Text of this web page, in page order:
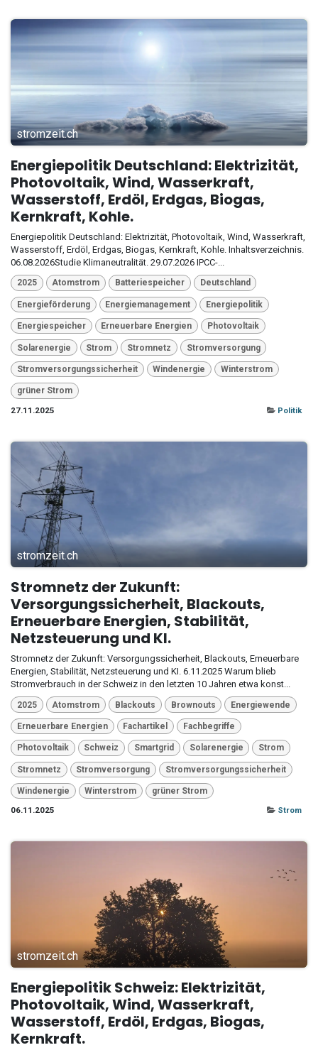
stromzeit.ch
Energiepolitik Deutschland: Elektrizität,
Photovoltaik, Wind, Wasserkraft,
Wasserstoff, Erdöl, Erdgas, Biogas,
Kernkraft, Kohle.
Energiepolitik Deutschland: Elektrizität, Photovoltaik, Wind, Wasserkraft,
Wasserstoff, Erdöl, Erdgas, Biogas, Kernkraft, Kohle. Inhaltsverzeichnis.
06.08.2026Studie Klimaneutralität. 29.07.2026 IPCC-...
2025 Atomstrom Batteriespeicher Deutschland
Energieförderung Energiemanagement Energiepolitik
Energiespeicher Erneuerbare Energien Photovoltaik
Solarenergie Strom Stromnetz Stromversorgung
Stromversorgungssicherheit Windenergie Winterstrom
grüner Strom
27.11.2025
Politik
stromzeit.ch
Stromnetz der Zukunft:
Versorgungssicherheit, Blackouts,
Erneuerbare Energien, Stabilität,
Netzsteuerung und KI.
Stromnetz der Zukunft: Versorgungssicherheit, Blackouts, Erneuerbare
Energien, Stabilität, Netzsteuerung und KI. 6.11.2025 Warum blieb
Stromverbrauch in der Schweiz in den letzten 10 Jahren etwa konst...
2025 Atomstrom Blackouts Brownouts Energiewende
Erneuerbare Energien Fachartikel Fachbegriffe
Photovoltaik Schweiz Smartgrid Solarenergie Strom
Stromnetz Stromversorgung Stromversorgungssicherheit
Windenergie Winterstrom
grüner Strom
06.11.2025
Strom
stromzeit.ch
Energiepolitik Schweiz: Elektrizität,
Photovoltaik, Wind, Wasserkraft,
Wasserstoff, Erdöl, Erdgas, Biogas,
Kernkraft.